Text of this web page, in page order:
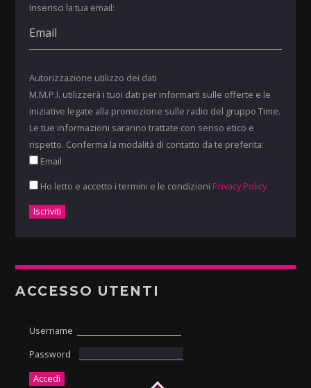
Inserisci la tua email:
Autorizzazione utilizzo dei dati
M.M.P.I. utilizzerà i tuoi dati per informarti sulle offerte e le
iniziative legate alla promozione sulle radio del gruppo Time.
Le tue informazioni saranno trattate con senso etico e
rispetto. Conferma la modalità di contatto da te preferita:
Email
Ho letto e accetto i termini e le condizioni Privacy Policy
ACCESSO UTENTI
Username
Password